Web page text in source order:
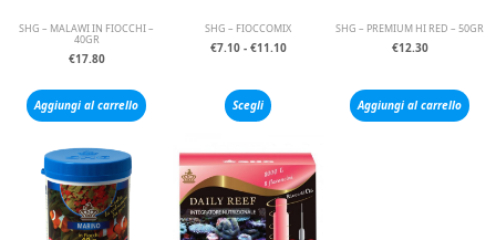
SHG – MALAWI IN FIOCCHI –
40GR
€17.80
Aggiungi al carrello
SHG – FIOCCOMIX
€7.10 - €11.10
Scegli
SHG – PREMIUM HI RED – 50GR
€12.30
Aggiungi al carrello